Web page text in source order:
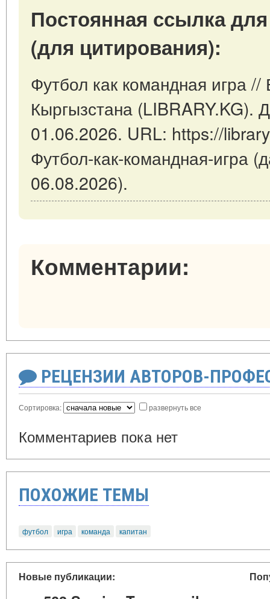
Постоянная ссылка
(для цитирования):
Футбол как командная игра
Кыргызстана (LIBRARY.KG).
01.06.2026. URL: https://
Футбол-как-командная-игра
06.08.2026).
Комментарии:
РЕЦЕНЗИИ АВТОРОВ-
Сортировка: развернуть все
Комментариев пока нет
ПОХОЖИЕ ТЕМЫ
футбол игра команда капитан
Новые публикации: